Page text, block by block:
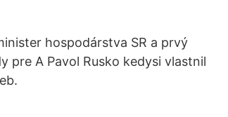
hospodárstva SR a prvý
pre A Pavol Rusko kedysi vlastnil